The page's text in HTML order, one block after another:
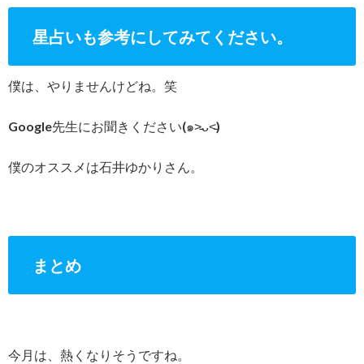
星占いも参考にしてみてください。
僕は、やりませんけどね。笑
Google先生にお聞きください(๑˃̵ᴗ˂̵)
僕のオススメは石井ゆかりさん。
まとめ
今月は、熱くなりそうですね。